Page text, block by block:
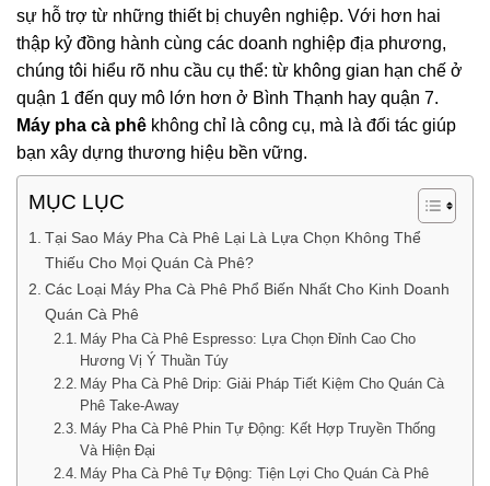
sự hỗ trợ từ những thiết bị chuyên nghiệp. Với hơn hai
thập kỷ đồng hành cùng các doanh nghiệp địa phương,
chúng tôi hiểu rõ nhu cầu cụ thể: từ không gian hạn chế ở
quận 1 đến quy mô lớn hơn ở Bình Thạnh hay quận 7.
Máy pha cà phê không chỉ là công cụ, mà là đối tác giúp
bạn xây dựng thương hiệu bền vững.
MỤC LỤC
Tại Sao Máy Pha Cà Phê Lại Là Lựa Chọn Không Thể
Thiếu Cho Mọi Quán Cà Phê?
Các Loại Máy Pha Cà Phê Phổ Biến Nhất Cho Kinh Doanh
Quán Cà Phê
Máy Pha Cà Phê Espresso: Lựa Chọn Đỉnh Cao Cho
Hương Vị Ý Thuần Túy
Máy Pha Cà Phê Drip: Giải Pháp Tiết Kiệm Cho Quán Cà
Phê Take-Away
Máy Pha Cà Phê Phin Tự Động: Kết Hợp Truyền Thống
Và Hiện Đại
Máy Pha Cà Phê Tự Động: Tiện Lợi Cho Quán Cà Phê